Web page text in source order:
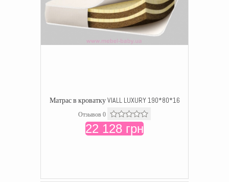
Матрас в кроватку VIALL LUXURY 190*80*16
Отзывов 0
22 128 грн